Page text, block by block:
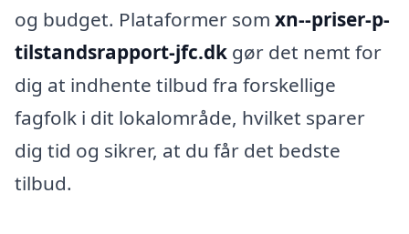
og budget. Plataformer som xn--priser-p-
tilstandsrapport-jfc.dk gør det nemt for
dig at indhente tilbud fra forskellige
fagfolk i dit lokalområde, hvilket sparer
dig tid og sikrer, at du får det bedste
tilbud.